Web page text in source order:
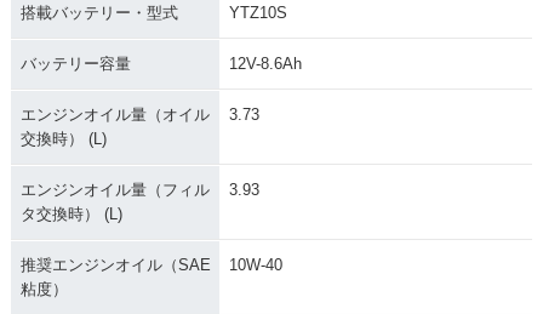
ルモデルチェンジ
2006年 YZF-R1・マ
イナーチェンジ
2005年 YZF-R1
搭載バッテリー・型式 YTZ10S
バッテリー容量 12V-8.6Ah
エンジンオイル量（オイル
交換時） (L)
3.73
エンジンオイル量（フィル
タ交換時） (L)
3.93
推奨エンジンオイル（SAE
粘度）
10W-40